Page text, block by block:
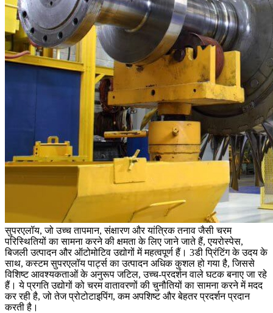
सुपरएलॉय, जो उच्च तापमान, संक्षारण और यांत्रिक तनाव जैसी चरम
परिस्थितियों का सामना करने की क्षमता के लिए जाने जाते हैं, एयरोस्पेस,
बिजली उत्पादन और ऑटोमोटिव उद्योगों में महत्वपूर्ण हैं। 3डी प्रिंटिंग के उदय के
साथ, कस्टम सुपरएलॉय पार्ट्स का उत्पादन अधिक कुशल हो गया है, जिससे
विशिष्ट आवश्यकताओं के अनुरूप जटिल, उच्च-प्रदर्शन वाले घटक बनाए जा रहे
हैं। ये प्रगति उद्योगों को चरम वातावरणों की चुनौतियों का सामना करने में मदद
कर रही है, जो तेज प्रोटोटाइपिंग, कम अपशिष्ट और बेहतर प्रदर्शन प्रदान
करती है।